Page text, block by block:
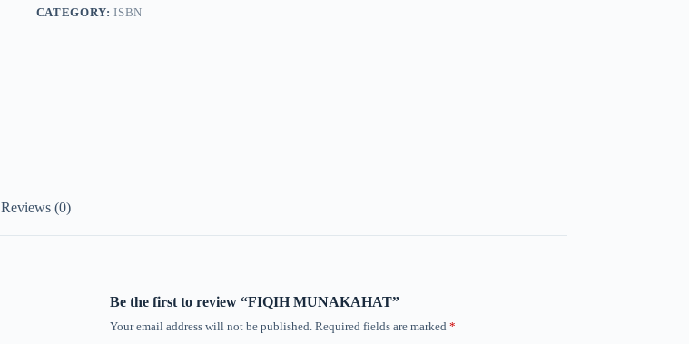
CATEGORY:ISBN
Reviews (0)
Be the first to review “FIQIH MUNAKAHAT”
Your email address will not be published. Required fields are marked *